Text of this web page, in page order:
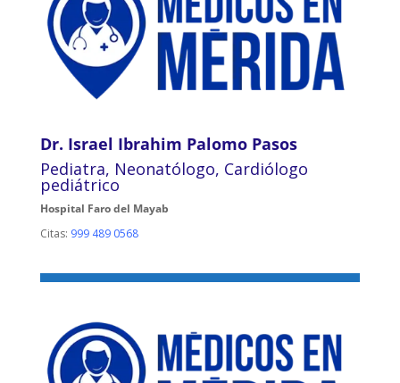
Dr. Israel Ibrahim Palomo Pasos
Pediatra, Neonatólogo, Cardiólogo
pediátrico
Hospital Faro del Mayab
Citas: 999 489 0568